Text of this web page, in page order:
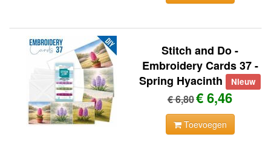
Stitch and Do -
Embroidery Cards 37 -
Spring Hyacinth Nieuw
€ 6,80€ 6,46
Toevoegen